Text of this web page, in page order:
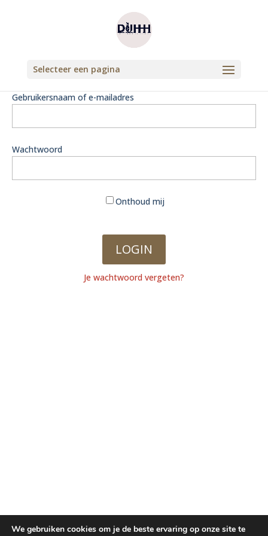
Selecteer een pagina
Gebruikersnaam of e-mailadres
Wachtwoord
Onthoud mij
Je wachtwoord vergeten?
We gebruiken cookies om je de beste ervaring op onze site te